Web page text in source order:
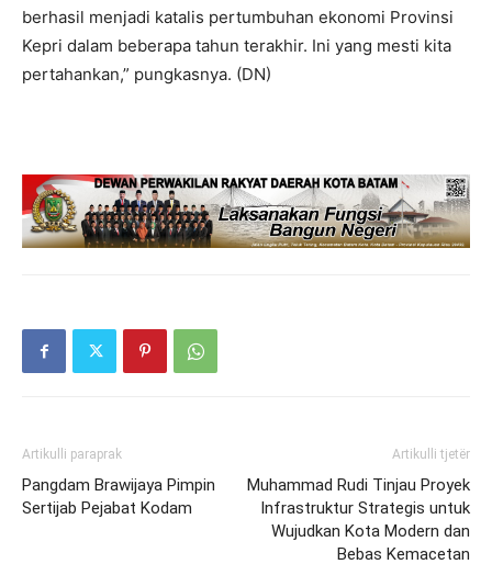
berhasil menjadi katalis pertumbuhan ekonomi Provinsi
Kepri dalam beberapa tahun terakhir. Ini yang mesti kita
pertahankan,” pungkasnya. (DN)
Artikulli paraprak
Pangdam Brawijaya Pimpin
Sertijab Pejabat Kodam
Artikulli tjetër
Muhammad Rudi Tinjau Proyek
Infrastruktur Strategis untuk
Wujudkan Kota Modern dan
Bebas Kemacetan